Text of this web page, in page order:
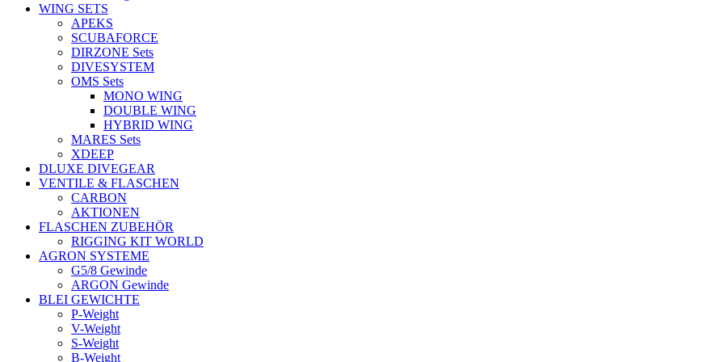
WING SETS
APEKS
SCUBAFORCE
DIRZONE Sets
DIVESYSTEM
OMS Sets
MONO WING
DOUBLE WING
HYBRID WING
MARES Sets
XDEEP
DLUXE DIVEGEAR
VENTILE & FLASCHEN
CARBON
AKTIONEN
FLASCHEN ZUBEHÖR
RIGGING KIT WORLD
AGRON SYSTEME
G5/8 Gewinde
ARGON Gewinde
BLEI GEWICHTE
P-Weight
V-Weight
S-Weight
B-Weight